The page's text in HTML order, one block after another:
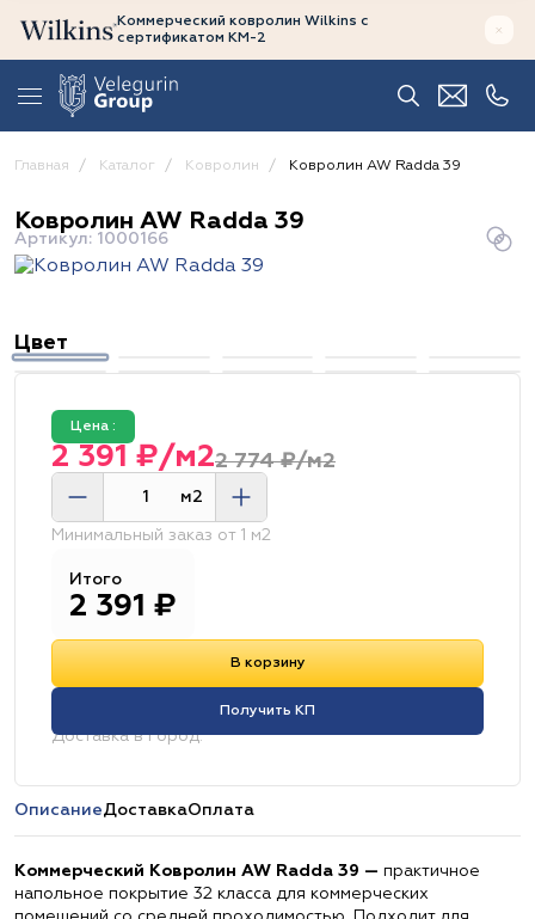
Коммерческий ковролин Wilkins с
сертификатом КМ-2
Главная Каталог Ковролин Ковролин AW Radda 39
Ковролин AW Radda 39
Артикул: 1000166
Цвет
Цена :
2 774 ₽/м2
2 391 ₽/м2
м2
Минимальный заказ от 1 м2
Итого
2 391 ₽
В корзину
Получить КП
Доставка в город:
ОписаниеДоставкаОплата
Коммерческий Ковролин AW Radda 39 — практичное
напольное покрытие 32 класса для коммерческих